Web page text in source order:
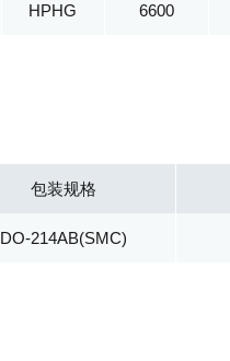
HPHG 6600
包装规格
DO-214AB(SMC)